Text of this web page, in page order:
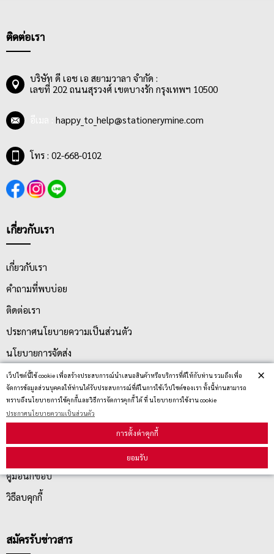
เว็ปไซต์นี้ใช้ cookie เพื่อสร้างประสบการณ์นำเสนอสินค้าหรือบริการที่ดีให้กับท่าน รวมถึงเพื่อ
จัดการข้อมูลส่วนบุคคลให้ท่านได้รับประสบการณ์ที่ดีในการใช้เว็ปไซต์ของเรา ทั้งนี้ท่านสามารถ
ทราบถึงนโยบายการใช้คุกกี้และวิธีการจัดการคุกกี้ ได้ ที่ นโยบายการใช้งาน cookie
ประกาศนโยบายความเป็นส่วนตัว
การตั้งค่าคุกกี้
ยอมรับ
×
ติดต่อเรา
บริษัท ดี เอช เอ สยามวาลา จำกัด :
เลขที่ 202 ถนนสุรวงศ์ เขตบางรัก กรุงเทพฯ 10500
happy_to_help@stationerymine.com
โทร : 02-668-0102
เกี่ยวกับเรา
เกี่ยวกับเรา
คำถามที่พบบ่อย
ติดต่อเรา
ประกาศนโยบายความเป็นส่วนตัว
นโยบายการจัดส่ง
นโยบายการเปลี่ยน/คืน สินค้า
บริการลูกค้า
คู่มือนักช้อป
วิธีลบคุกกี้
สมัครรับข่าวสาร